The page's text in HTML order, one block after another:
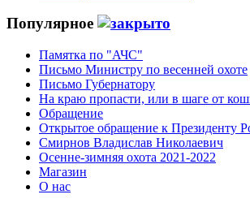
Популярное
Памятка по "АЧС"
Письмо Министру по весенней охоте
Письмо Губернатору
На краю пропасти, или в шаге от
Обращение
Открытое обращение к Президенту
Смирнов Владислав Николаевич
Осенне-зимняя охота 2021-2022
Магазин
О нас